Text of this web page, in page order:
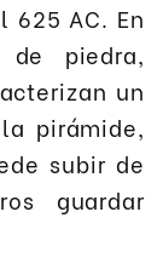
AC. En
piedra,
un
pirámide,
subir de
guardar